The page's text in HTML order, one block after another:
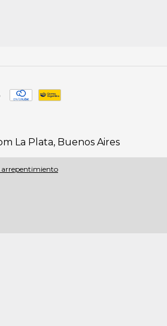
La Plata, Buenos Aires
arrepentimiento